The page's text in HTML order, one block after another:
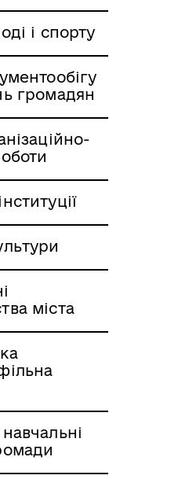
і спорту
громадян
міста